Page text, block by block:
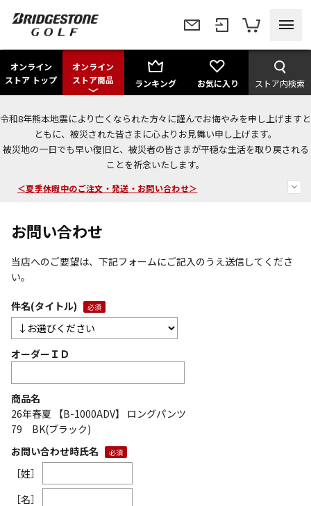
オンライン
ストア トップ
オンライン
ストア商品
ランキング お気に入り ストア内検索
令和8年熊本地震により亡くなられた方々に謹んでお悔やみを申し上げますと
ともに、被災された皆さまに心よりお見舞い申し上げます。
被災地の一日でも早い復旧と、被災者の皆さまが平穏な生活を取り戻される
ことを祈念いたします。
今なら新規会員登録で1,000円OFFクーポンプレゼント！
＜商品配送に関するお知らせ＞
＜夏季休暇中のご注文・発送・お問い合わせ＞
お問い合わせ
当店へのご要望は、下記フォームにご記入のうえ送信してくださ
い。
件名(タイトル)
オーダーＩＤ
商品名
26年春夏 【B-1000ADV】 ロングパンツ
79 BK(ブラック)
お問い合わせ時氏名
［姓］
［名］